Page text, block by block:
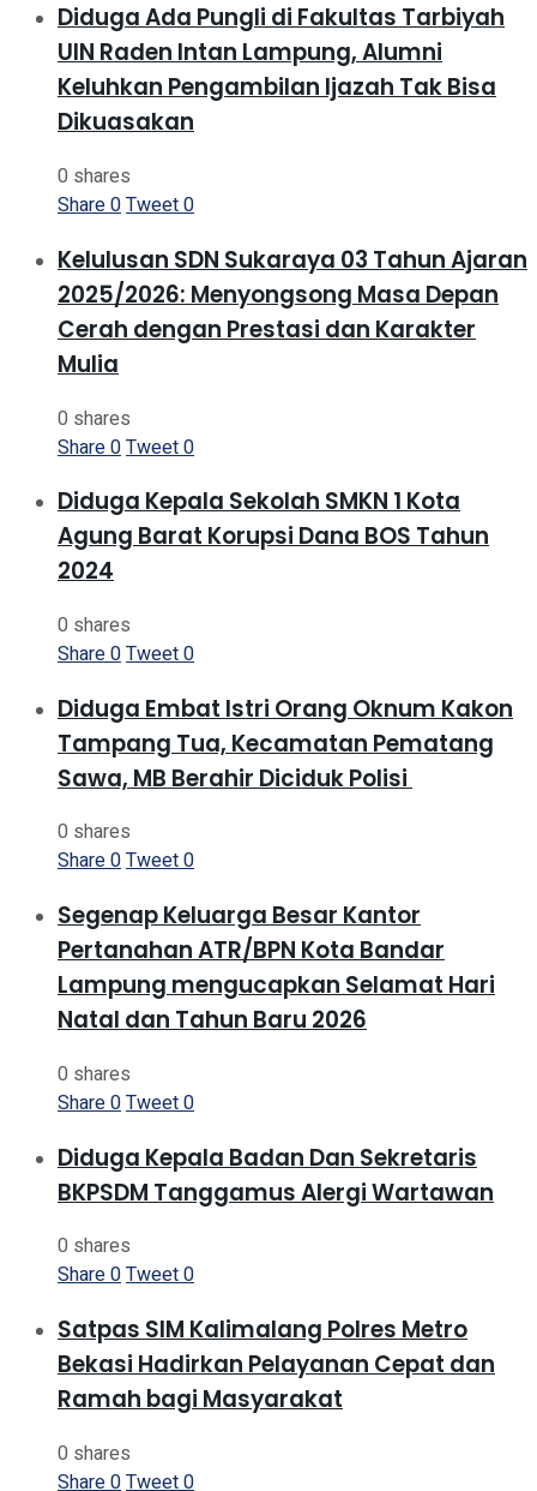
Diduga Ada Pungli di Fakultas Tarbiyah
UIN Raden Intan Lampung, Alumni
Keluhkan Pengambilan Ijazah Tak Bisa
Dikuasakan
0 shares
Share0Tweet0
Kelulusan SDN Sukaraya 03 Tahun Ajaran
2025/2026: Menyongsong Masa Depan
Cerah dengan Prestasi dan Karakter
Mulia
0 shares
Share0Tweet0
Diduga Kepala Sekolah SMKN 1 Kota
Agung Barat Korupsi Dana BOS Tahun
2024
0 shares
Share0Tweet0
Diduga Embat Istri Orang Oknum Kakon
Tampang Tua, Kecamatan Pematang
Sawa, MB Berahir Diciduk Polisi
0 shares
Share0Tweet0
Segenap Keluarga Besar Kantor
Pertanahan ATR/BPN Kota Bandar
Lampung mengucapkan Selamat Hari
Natal dan Tahun Baru 2026
0 shares
Share0Tweet0
Diduga Kepala Badan Dan Sekretaris
BKPSDM Tanggamus Alergi Wartawan
0 shares
Share0Tweet0
Satpas SIM Kalimalang Polres Metro
Bekasi Hadirkan Pelayanan Cepat dan
Ramah bagi Masyarakat
0 shares
Share0Tweet0